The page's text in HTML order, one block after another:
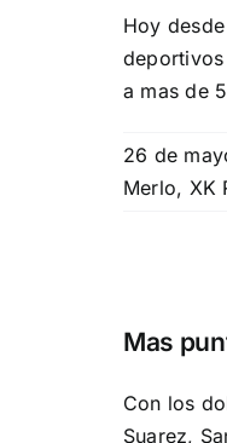
Hoy
deportivos
a mas de
26 de
Merlo, XK
Mas
Con los
Suarez,